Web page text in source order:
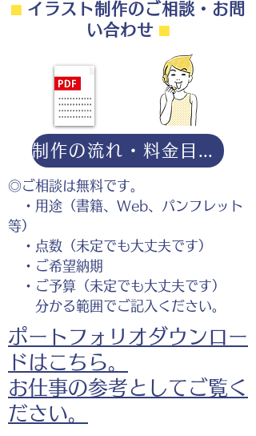
⬛︎イラスト制作のご相談・お問
い合わせ ⬛︎
◎ご相談は無料です。
・用途（書籍、Web、パンフレット
等）
・点数（未定でも大丈夫です）
・ご希望納期
・ご予算（未定でも大丈夫です）
分かる範囲でご記入ください。
ポートフォリオダウンロー
ドはこちら。
お仕事の参考としてご覧く
ださい。